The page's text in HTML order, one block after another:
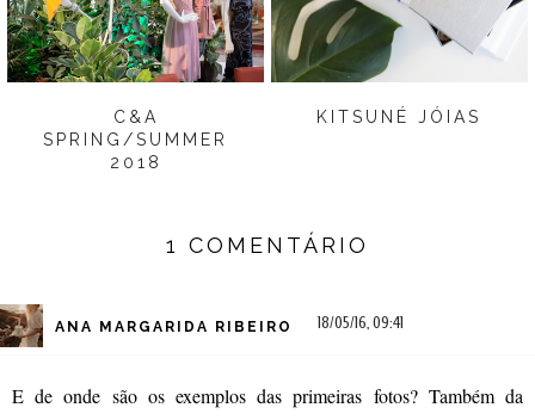
C&A
SPRING/SUMMER
2018
KITSUNÉ JÓIAS
1 COMENTÁRIO
ANA MARGARIDA RIBEIRO 18/05/16, 09:41
E de onde são os exemplos das primeiras fotos? Também da